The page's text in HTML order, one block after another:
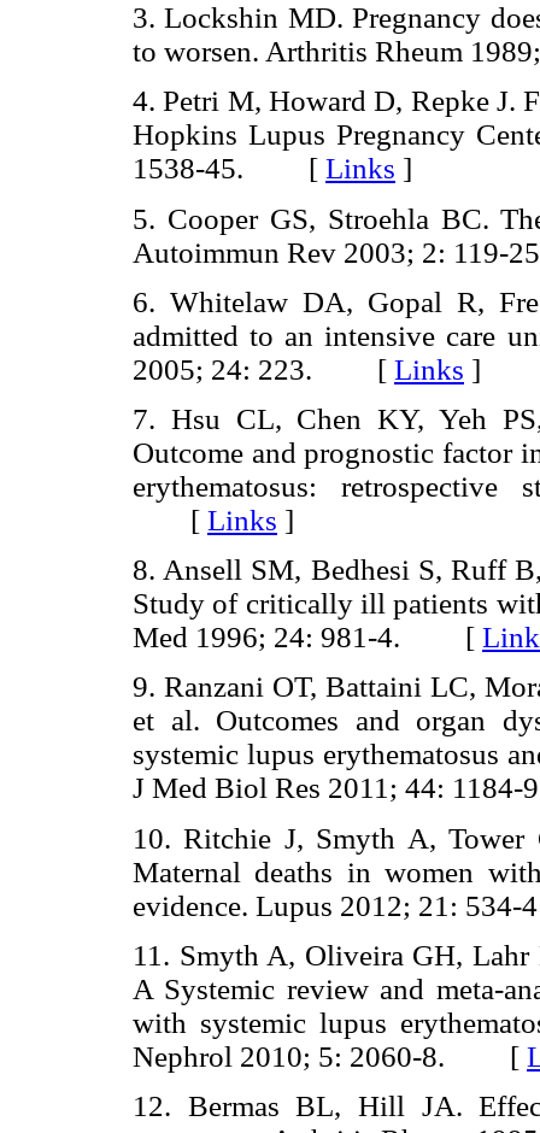
3. Lockshin MD. Pregnancy
to worsen. Arthritis Rheum
4. Petri M, Howard D, Repke J.
Hopkins Lupus Pregnancy
1538-45. [ Links ]
5. Cooper GS, Stroehla BC.
Autoimmun Rev 2003; 2:
6. Whitelaw DA, Gopal R,
admitted to an intensive care
2005; 24: 223. [ Links ]
7. Hsu CL, Chen KY, Yeh
Outcome and prognostic factor
erythematosus:
[ Links ]
8. Ansell SM, Bedhesi S, Ruff
Study of critically ill patients
Med 1996; 24: 981-4. [
9. Ranzani OT, Battaini LC,
et al. Outcomes and organ
systemic lupus erythematosus
J Med Biol Res 2011; 44:
10. Ritchie J, Smyth A,
Maternal deaths in women
evidence. Lupus 2012; 21:
11. Smyth A, Oliveira GH,
A Systemic review and meta-
with systemic lupus
Nephrol 2010; 5: 2060-8. [
12. Bermas BL, Hill JA.